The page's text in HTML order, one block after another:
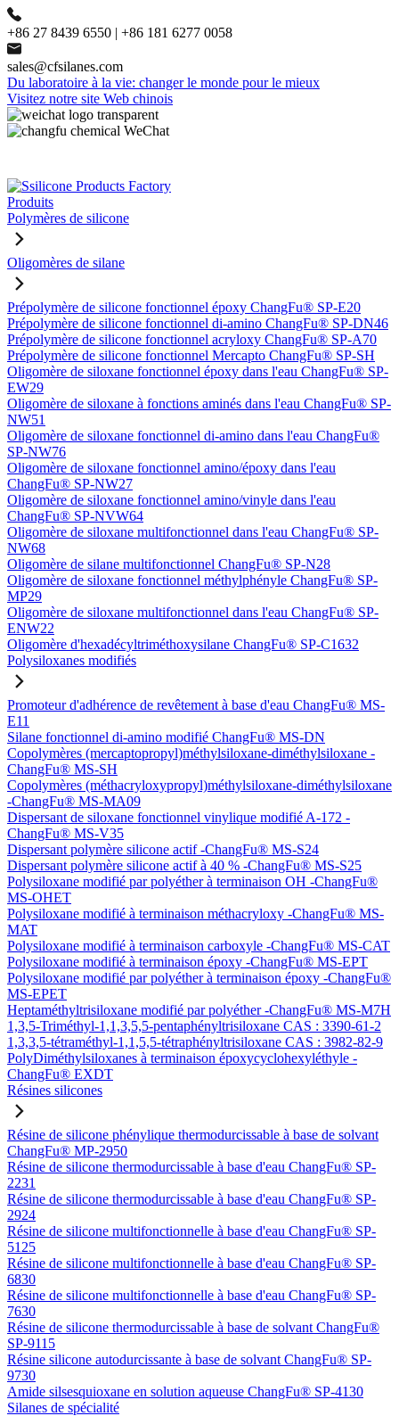
+86 27 8439 6550 | +86 181 6277 0058
sales@cfsilanes.com
Du laboratoire à la vie: changer le monde pour le mieux
Visitez notre site Web chinois
Produits
Polymères de silicone
Oligomères de silane
Prépolymère de silicone fonctionnel époxy ChangFu® SP-E20
Prépolymère de silicone fonctionnel di-amino ChangFu® SP-DN46
Prépolymère de silicone fonctionnel acryloxy ChangFu® SP-A70
Prépolymère de silicone fonctionnel Mercapto ChangFu® SP-SH
Oligomère de siloxane fonctionnel époxy dans l'eau ChangFu® SP-
EW29
Oligomère de siloxane à fonctions aminés dans l'eau ChangFu® SP-
NW51
Oligomère de siloxane fonctionnel di-amino dans l'eau ChangFu®
SP-NW76
Oligomère de siloxane fonctionnel amino/époxy dans l'eau
ChangFu® SP-NW27
Oligomère de siloxane fonctionnel amino/vinyle dans l'eau
ChangFu® SP-NVW64
Oligomère de siloxane multifonctionnel dans l'eau ChangFu® SP-
NW68
Oligomère de silane multifonctionnel ChangFu® SP-N28
Oligomère de siloxane fonctionnel méthylphényle ChangFu® SP-
MP29
Oligomère de siloxane multifonctionnel dans l'eau ChangFu® SP-
ENW22
Oligomère d'hexadécyltriméthoxysilane ChangFu® SP-C1632
Polysiloxanes modifiés
Promoteur d'adhérence de revêtement à base d'eau ChangFu® MS-
E11
Silane fonctionnel di-amino modifié ChangFu® MS-DN
Copolymères (mercaptopropyl)méthylsiloxane-diméthylsiloxane -
ChangFu® MS-SH
Copolymères (méthacryloxypropyl)méthylsiloxane-diméthylsiloxane
-ChangFu® MS-MA09
Dispersant de siloxane fonctionnel vinylique modifié A-172 -
ChangFu® MS-V35
Dispersant polymère silicone actif -ChangFu® MS-S24
Dispersant polymère silicone actif à 40 % -ChangFu® MS-S25
Polysiloxane modifié par polyéther à terminaison OH -ChangFu®
MS-OHET
Polysiloxane modifié à terminaison méthacryloxy -ChangFu® MS-
MAT
Polysiloxane modifié à terminaison carboxyle -ChangFu® MS-CAT
Polysiloxane modifié à terminaison époxy -ChangFu® MS-EPT
Polysiloxane modifié par polyéther à terminaison époxy -ChangFu®
MS-EPET
Heptaméthyltrisiloxane modifié par polyéther -ChangFu® MS-M7H
1,3,5-Triméthyl-1,1,3,5,5-pentaphényltrisiloxane CAS : 3390-61-2
1,3,3,5-tétraméthyl-1,1,5,5-tétraphényltrisiloxane CAS : 3982-82-9
PolyDiméthylsiloxanes à terminaison époxycyclohexyléthyle -
ChangFu® EXDT
Résines silicones
Résine de silicone phénylique thermodurcissable à base de solvant
ChangFu® MP-2950
Résine de silicone thermodurcissable à base d'eau ChangFu® SP-
2231
Résine de silicone thermodurcissable à base d'eau ChangFu® SP-
2924
Résine de silicone multifonctionnelle à base d'eau ChangFu® SP-
5125
Résine de silicone multifonctionnelle à base d'eau ChangFu® SP-
6830
Résine de silicone multifonctionnelle à base d'eau ChangFu® SP-
7630
Résine de silicone thermodurcissable à base de solvant ChangFu®
SP-9115
Résine silicone autodurcissante à base de solvant ChangFu® SP-
9730
Amide silsesquioxane en solution aqueuse ChangFu® SP-4130
Silanes de spécialité